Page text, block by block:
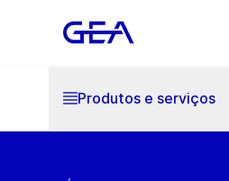
Produtos e serviços